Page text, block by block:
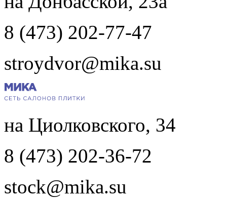
8 (473) 202-77-47
stroydvor@mika.su
на Циолковского, 34
8 (473) 202-36-72
stock@mika.su